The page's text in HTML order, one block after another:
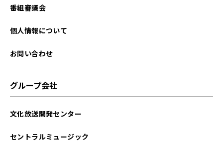
番組審議会
個人情報について
お問い合わせ
グループ会社
文化放送開発センター
セントラルミュージック